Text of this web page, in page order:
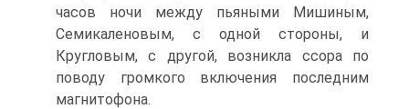
часов ночи между пьяными Мишиным,
Семикаленовым, с одной стороны, и
Кругловым, с другой, возникла ссора по
поводу громкого включения последним
магнитофона.